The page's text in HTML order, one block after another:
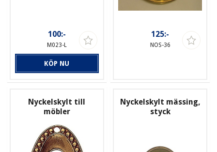
100:-
M023-L
KÖP NU
125:-
NOS-36
Nyckelskylt till
möbler
Nyckelskylt mässing,
styck